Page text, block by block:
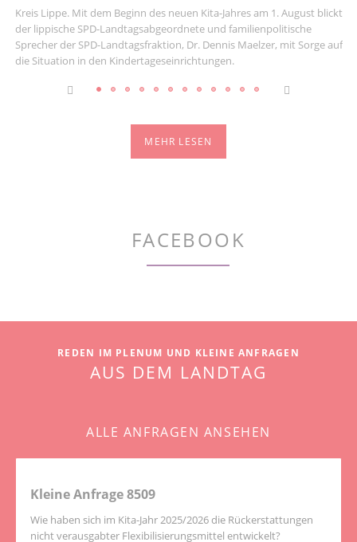
Kreis Lippe. Mit dem Beginn des neuen Kita-Jahres am 1. August blickt
der lippische SPD-Landtagsabgeordnete und familienpolitische
Sprecher der SPD-Landtagsfraktion, Dr. Dennis Maelzer, mit Sorge auf
die Situation in den Kindertageseinrichtungen.
MEHR LESEN
FACEBOOK
REDEN IM PLENUM UND KLEINE ANFRAGEN
AUS DEM LANDTAG
ALLE ANFRAGEN ANSEHEN
Kleine Anfrage 8509
Wie haben sich im Kita-Jahr 2025/2026 die Rückerstattungen
nicht verausgabter Flexibilisierungsmittel entwickelt?